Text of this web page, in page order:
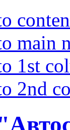
main
1st
2nd